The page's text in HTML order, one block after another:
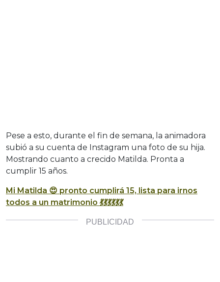
Pese a esto, durante el fin de semana, la animadora
subió a su cuenta de Instagram una foto de su hija.
Mostrando cuanto a crecido Matilda. Pronta a
cumplir 15 años.
Mi Matilda 😍 pronto cumplirá 15, lista para irnos
todos a un matrimonio 💃💃💃💃💃💃